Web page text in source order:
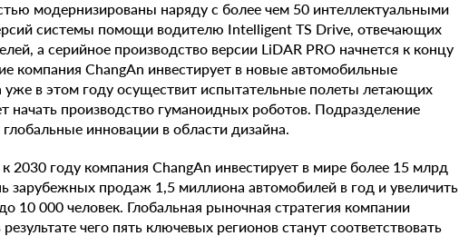
модернизированы наряду с более чем 50 интеллектуальными
системы помощи водителю Intelligent TS Drive, отвечающих
а серийное производство версии LiDAR PRO начнется к концу
компания ChangAn инвестирует в новые автомобильные
в этом году осуществит испытательные полеты летающих
начать производство гуманоидных роботов. Подразделение
инновации в области дизайна.
2030 году компания ChangAn инвестирует в мире более 15 млрд
зарубежных продаж 1,5 миллиона автомобилей в год и увеличить
10 000 человек. Глобальная рыночная стратегия компании
чего пять ключевых регионов станут соответствовать